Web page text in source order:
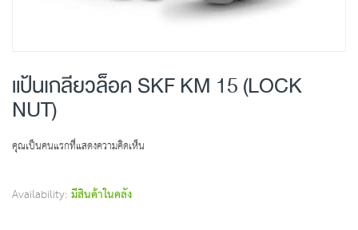
to
the
แป้นเกลียวล็อค SKF KM 15 (LOCK
NUT)
คุณเป็นคนแรกที่แสดงความคิดเห็น
Availability: มีสินค้าในคลัง